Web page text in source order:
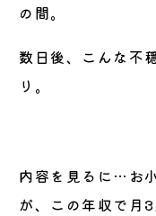
の間。
数日後、こんな不
り。
内容を見るに…お
が、この年収で月